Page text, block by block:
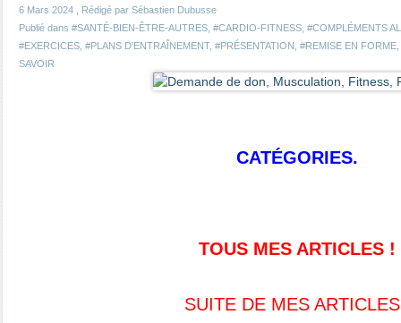
6 Mars 2024 , Rédigé par Sébastien Dubusse
Publié dans #SANTÉ-BIEN-ÊTRE-AUTRES #CARDIO-FITNESS #COMPLÉMENTS
#EXERCICES #PLANS D'ENTRAÎNEMENT, #PRÉSENTATION #REMISE EN FORME
SAVOIR
CATÉGORIES.
TOUS MES ARTICLES !
SUITE DE MES ARTICLES